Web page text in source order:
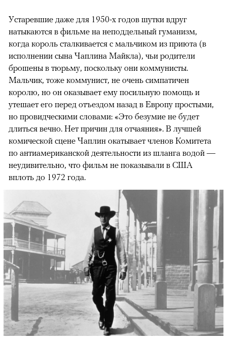
Устаревшие даже для 1950-х годов шутки вдруг
натыкаются в фильме на неподдельный гуманизм,
когда король сталкивается с мальчиком из приюта (в
исполнении сына Чаплина Майкла), чьи родители
брошены в тюрьму, поскольку они коммунисты.
Мальчик, тоже коммунист, не очень симпатичен
королю, но он оказывает ему посильную помощь и
утешает его перед отъездом назад в Европу простыми,
но провидческими словами: «Это безумие не будет
длиться вечно. Нет причин для отчаяния». В лучшей
комической сцене Чаплин окатывает членов Комитета
по антиамериканской деятельности из шланга водой —
неудивительно, что фильм не показывали в США
вплоть до 1972 года.